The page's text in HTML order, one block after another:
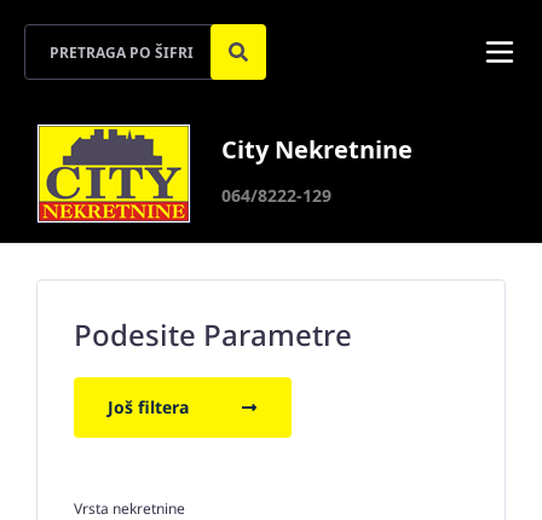
City Nekretnine
064/8222-129
Podesite Parametre
Još filtera
Vrsta nekretnine